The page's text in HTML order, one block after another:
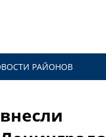
РАЙОНОВ